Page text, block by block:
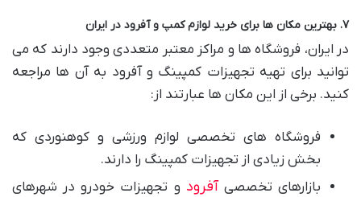
۷. بهترین مکان ها برای خرید لوازم کمپ و آفرود در ایران
در ایران، فروشگاه ها و مراکز معتبر متعددی وجود دارند که می
توانید برای تهیه تجهیزات کمپینگ و آفرود به آن ها مراجعه
کنید. برخی از این مکان ها عبارتند از:
فروشگاه های تخصصی لوازم ورزشی و کوهنوردی که
بخش زیادی از تجهیزات کمپینگ را دارند.
بازارهای تخصصیآفرود و تجهیزات خودرو در شهرهای